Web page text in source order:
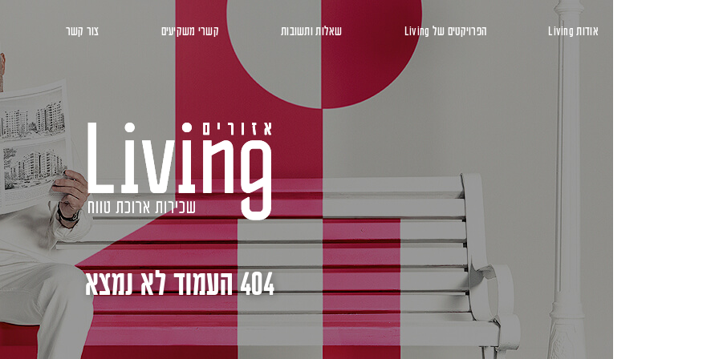
אודות Living הפרויקטים של Living שאלות ותשובות קשרי משקיעים צור קשר
404 העמוד לא נמצא